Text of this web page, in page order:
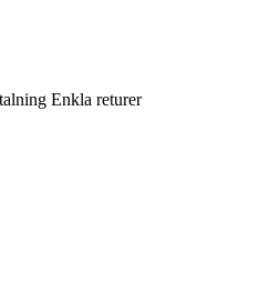
Enkla returer